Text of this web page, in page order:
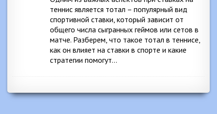
теннис является тотал – популярный вид
спортивной ставки, который зависит от
общего числа сыгранных геймов или сетов в
матче. Разберем, что такое тотал в теннисе,
как он влияет на ставки в спорте и какие
стратегии помогут…